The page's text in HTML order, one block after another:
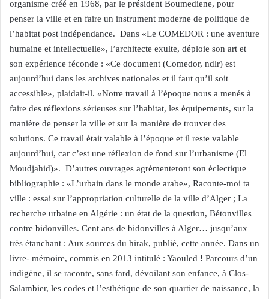
organisme créé en 1968, par le président Boumediene, pour
penser la ville et en faire un instrument moderne de politique de
l’habitat post indépendance. Dans «Le COMEDOR : une aventure
humaine et intellectuelle», l’architecte exulte, déploie son art et
son expérience féconde : «Ce document (Comedor, ndlr) est
aujourd’hui dans les archives nationales et il faut qu’il soit
accessible», plaidait-il. «Notre travail à l’époque nous a menés à
faire des réflexions sérieuses sur l’habitat, les équipements, sur la
manière de penser la ville et sur la manière de trouver des
solutions. Ce travail était valable à l’époque et il reste valable
aujourd’hui, car c’est une réflexion de fond sur l’urbanisme (El
Moudjahid)». D’autres ouvrages agrémenteront son éclectique
bibliographie : «L’urbain dans le monde arabe», Raconte-moi ta
ville : essai sur l’appropriation culturelle de la ville d’Alger ; La
recherche urbaine en Algérie : un état de la question, Bétonvilles
contre bidonvilles. Cent ans de bidonvilles à Alger… jusqu’aux
très étanchant : Aux sources du hirak, publié, cette année. Dans un
livre- mémoire, commis en 2013 intitulé : Yaouled ! Parcours d’un
indigène, il se raconte, sans fard, dévoilant son enfance, à Clos-
Salambier, les codes et l’esthétique de son quartier de naissance, la